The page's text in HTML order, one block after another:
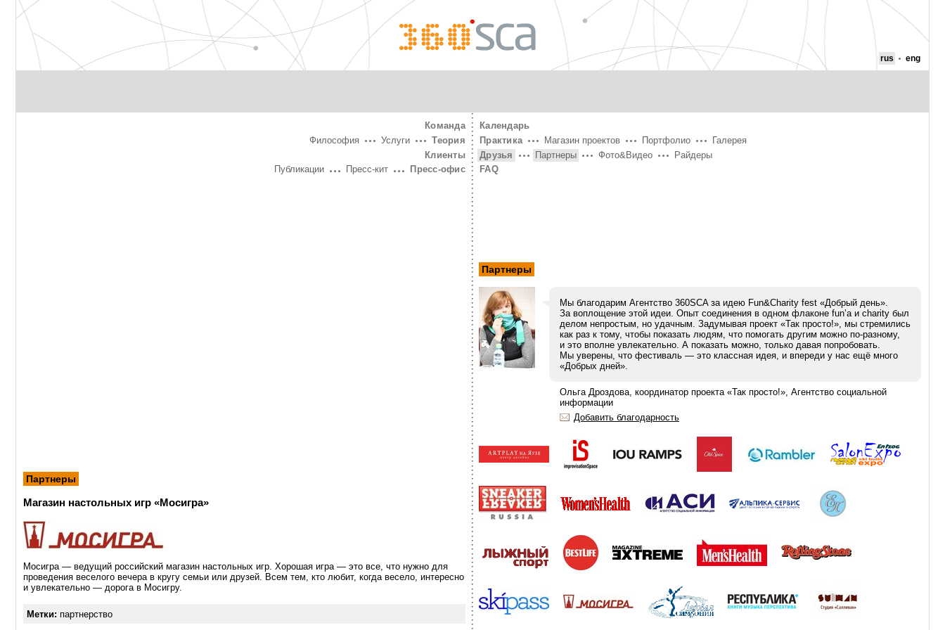
360° SCA
rus eng
Команда
Теория
Услуги
Философия
Клиенты
Пресс-офис
Пресс-кит
Публикации
Партнеры
Магазин настольных игр «Мосигра»
Мосигра — ведущий российский магазин настольных игр. Хорошая игра — это все, что нужно для
проведения веселого вечера в кругу семьи или друзей. Всем тем, кто любит, когда весело, интересно
и увлекательно — дорога в Мосигру.
Метки: партнерство
Календарь
Практика
Магазин проектов Портфолио
Галерея
Друзья
Партнеры Фото&Видео
Райдеры
FAQ
Партнеры
Мы благодарим Агентство 360SCA за идею Fun&Charity fest «Добрый день».
За воплощение этой идеи. Опыт соединения в одном флаконе fun’a и charity был
делом непростым, но удачным. Задумывая проект «Так просто!», мы стремились
как раз к тому, чтобы показать людям, что помогать другим можно по-разному,
и это вполне увлекательно. А показать можно, только давая попробовать.
Мы уверены, что фестиваль — это классная идея, и впереди у нас ещё много
«Добрых дней».
Ольга Дроздова, координатор проекта «Так просто!», Агентство социальной
информации
Добавить благодарность